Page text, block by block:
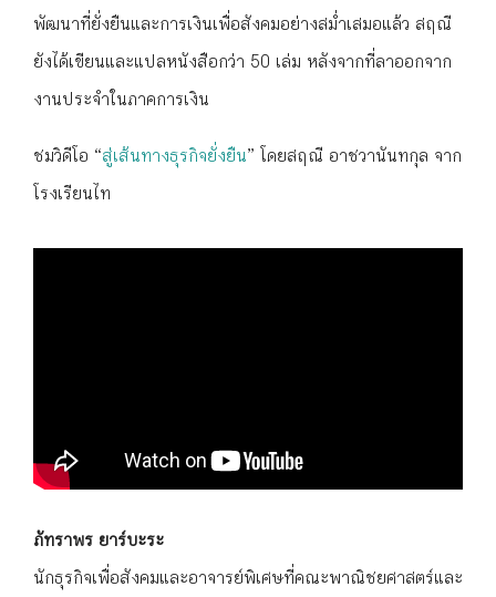
พัฒนาที่ยั่งยืนและการเงินเพื่อสังคมอย่างสม่ำเสมอแล้ว สฤณี
ยังได้เขียนและแปลหนังสือกว่า 50 เล่ม หลังจากที่ลาออกจาก
งานประจำในภาคการเงิน
ชมวิดีโอ “สู่เส้นทางธุรกิจยั่งยืน” โดยสฤณี อาชวานันทกุล จาก
โรงเรียนไท
ภัทราพร ยาร์บะระ
นักธุรกิจเพื่อสังคมและอาจารย์พิเศษที่คณะพาณิชยศาสตร์และ